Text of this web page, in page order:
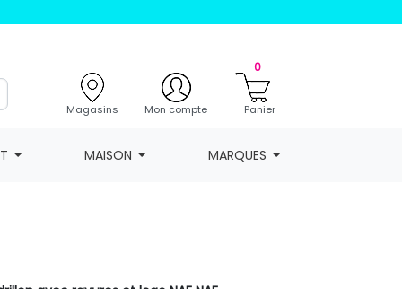
Magasins Mon compte
0
Panier
MAISON MARQUES